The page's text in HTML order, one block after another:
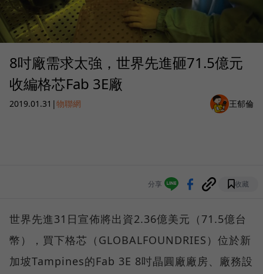
8吋廠需求太強，世界先進砸71.5億元
收編格芯Fab 3E廠
2019.01.31 |物聯網 王郁倫
分享 收藏
世界先進31日宣佈將出資2.36億美元（71.5億台
幣），買下格芯（GLOBALFOUNDRIES）位於新
加坡Tampines的Fab 3E 8吋晶圓廠廠房、廠務設